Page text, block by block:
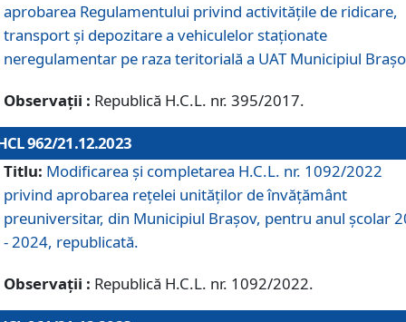
aprobarea Regulamentului privind activitățile de ridicare,
transport şi depozitare a vehiculelor staționate
neregulamentar pe raza teritorială a UAT Municipiul
Observații : Republică H.C.L. nr. 395/2017.
962/21.12.2023
Titlu: Modificarea și completarea H.C.L. nr. 1092/2022
privind aprobarea rețelei unităților de învăţământ
preuniversitar, din Municipiul Braşov, pentru anul școlar
- 2024, republicată.
Observații : Republică H.C.L. nr. 1092/2022.